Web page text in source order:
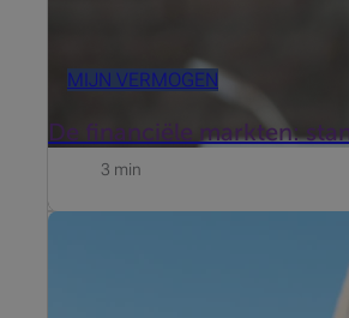
MIJN VERMOGEN
De financiële markten:
3 min
Beobank heeft zich verdiept in de
beleggen bestaan en lanceert zij nu
Invest. Ontdek het getuigenis van